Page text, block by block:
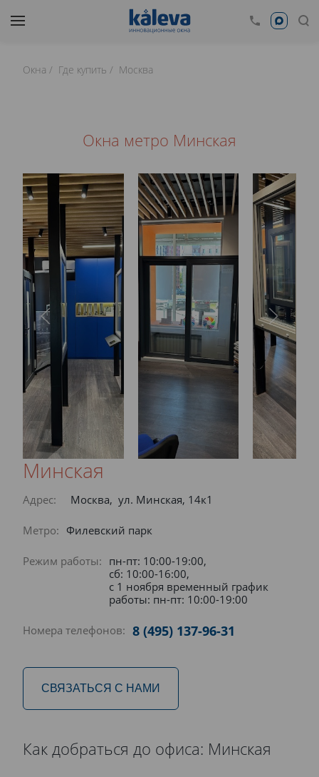
Окна Где купить Москва
Окна метро Минская
Минская
Адрес: Москва, ул. Минская, 14к1
Метро: Филевский парк
Режим работы: пн-пт: 10:00-19:00,
сб: 10:00-16:00,
с 1 ноября временный график
работы: пн-пт: 10:00-19:00
Номера телефонов: 8 (495) 137-96-31
СВЯЗАТЬСЯ С НАМИ
Как добраться до офиса: Минская